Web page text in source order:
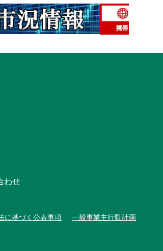
わせ
に基づく公表事項 一般事業主行動計画